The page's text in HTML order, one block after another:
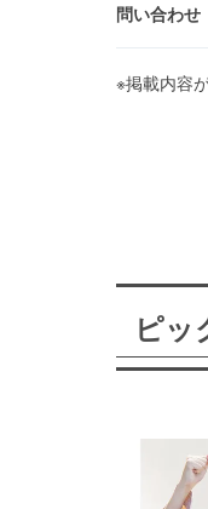
問い合わせ
※掲載内容
ピッ